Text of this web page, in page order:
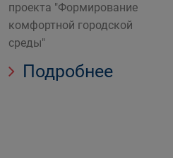
проекта "Формирование
комфортной городской
среды"
Подробнее